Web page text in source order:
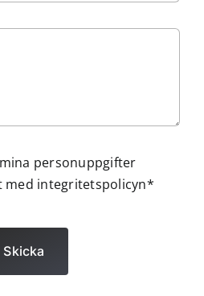
personuppgifter
med integritetspolicyn*
Skicka